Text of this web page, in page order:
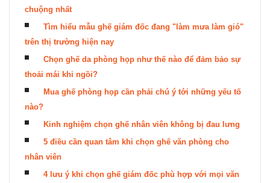
chuộng nhất
Tìm hiểu mẫu ghế giám đốc đang "làm mưa làm gió"
trên thị trường hiện nay
Chọn ghế da phòng họp như thế nào để đảm bảo sự
thoải mái khi ngồi?
Mua ghế phòng họp cần phải chú ý tới những yếu tố
nào?
Kinh nghiệm chọn ghế nhân viên không bị đau lưng
5 điều cần quan tâm khi chọn ghế văn phòng cho
nhân viên
4 lưu ý khi chọn ghế giám đốc phù hợp với mọi văn